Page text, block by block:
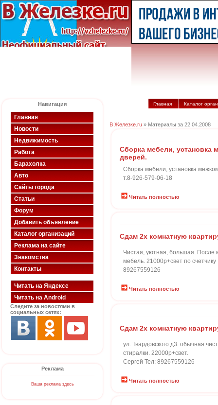
Навигация
Главная
Новости
Недвижимость
Работа
Барахолка
Авто
Сайты города
Статьи
Форум
Добавить объявление
Каталог организаций
Реклама на сайте
Знакомства
Контакты
Читать на Яндексе
Читать на Android
Следите за новостями в
социальных сетях:
Реклама
Ваша реклама здесь
Главная Каталог
В Железке.ru » Материалы за 22.04.2008
Сборка мебели, установка
дверей.
Сборка мебели, установка
т.8-926-579-06-18
Читать полностью
Сдам 2х комнатную
Чистая, уютная, большая. После
мебель. 21000р+свет по счетчику
89267559126
Читать полностью
Сдам 2х комнатную
ул. Твардовского д3. обычная
стиралки. 22000р+свет.
Сергей Тел: 89267559126
Читать полностью